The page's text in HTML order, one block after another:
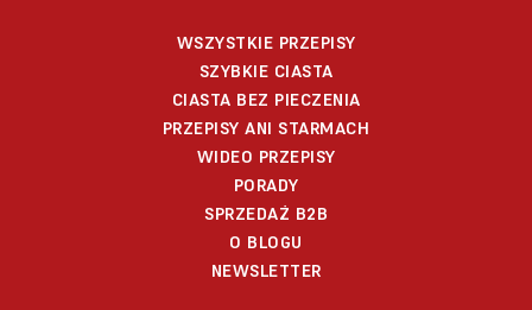
WSZYSTKIE PRZEPISY
SZYBKIE CIASTA
CIASTA BEZ PIECZENIA
PRZEPISY ANI STARMACH
WIDEO PRZEPISY
PORADY
SPRZEDAŻ B2B
O BLOGU
NEWSLETTER